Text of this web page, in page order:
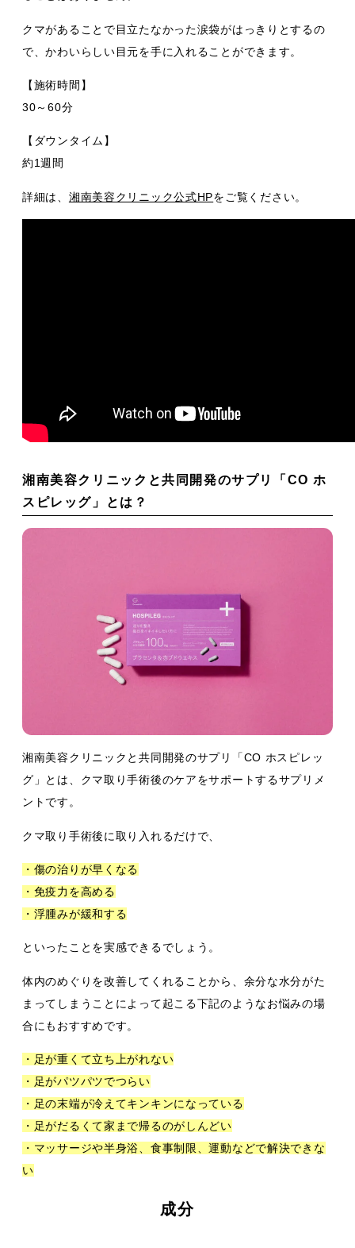
クマがあることで目立たなかった涙袋がはっきりとするの
で、かわいらしい目元を手に入れることができます。
【施術時間】
30～60分
【ダウンタイム】
約1週間
詳細は、 湘南美容クリニック公式HPをご覧ください。
湘南美容クリニックと共同開発のサプリ「CO ホ
スピレッグ」とは？
湘南美容クリニックと共同開発のサプリ「CO ホスピレッ
グ」とは、クマ取り手術後のケアをサポートするサプリメ
ントです。
クマ取り手術後に取り入れるだけで、
・傷の治りが早くなる
・免疫力を高める
・浮腫みが緩和する
といったことを実感できるでしょう。
体内のめぐりを改善してくれることから、余分な水分がた
まってしまうことによって起こる下記のようなお悩みの場
合にもおすすめです。
・足が重くて立ち上がれない
・足がパツパツでつらい
・足の末端が冷えてキンキンになっている
・足がだるくて家まで帰るのがしんどい
・マッサージや半身浴、食事制限、運動などで解決できな
い
成分